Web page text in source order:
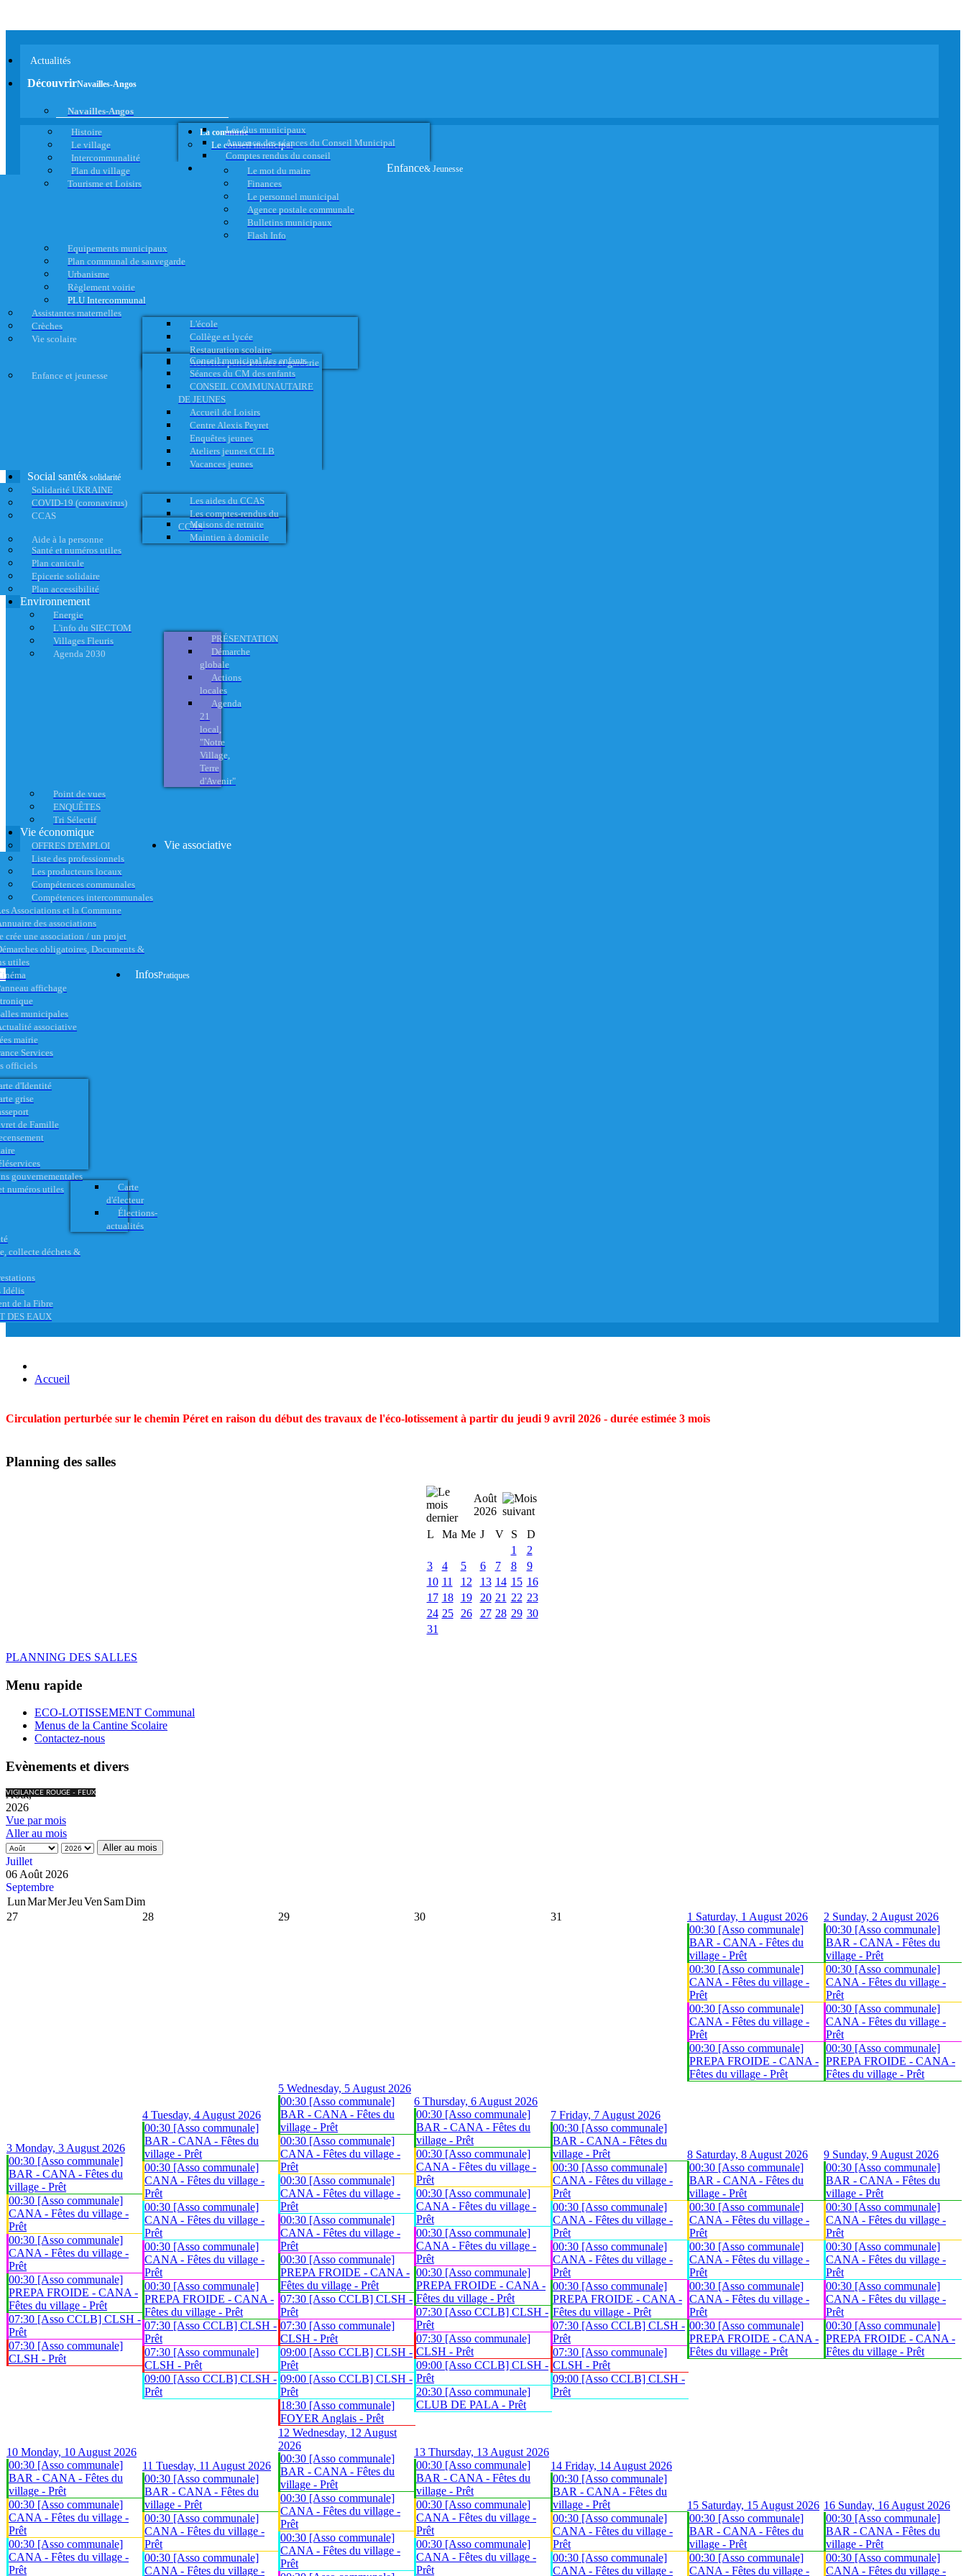
Actualités
DécouvrirNavailles-Angos
Navailles-Angos
Histoire
Le village
Intercommunalité
Plan du village
Tourisme et Loisirs
La commune
Le conseil municipal
Les élus municipaux
Annonce des séances du Conseil Municipal
Comptes rendus du conseil
Le mot du maire
Finances
Le personnel municipal
Agence postale communale
Bulletins municipaux
Flash Info
Equipements municipaux
Plan communal de sauvegarde
Urbanisme
Règlement voirie
PLU Intercommunal
Enfance& Jeunesse
Assistantes maternelles
Crèches
Vie scolaire
L'école
Collège et lycée
Restauration scolaire
Activités périscolaires et garderie
Enfance et jeunesse
Conseil municipal des enfants
Séances du CM des enfants
CONSEIL COMMUNAUTAIRE
DE JEUNES
Accueil de Loisirs
Centre Alexis Peyret
Enquêtes jeunes
Ateliers jeunes CCLB
Vacances jeunes
Social santé& solidarité
Solidarité UKRAINE
COVID-19 (coronavirus)
CCAS
Les aides du CCAS
Les comptes-rendus du
CCAS
Aide à la personne
Maisons de retraite
Maintien à domicile
Santé et numéros utiles
Plan canicule
Epicerie solidaire
Plan accessibilité
Environnement
Energie
L'info du SIECTOM
Villages Fleuris
Agenda 2030
PRÉSENTATION
Démarche
globale
Actions
locales
Agenda
21
local,
"Notre
Village,
Terre
d'Avenir"
Point de vues
ENQUÊTES
Tri Sélectif
Vie économique
OFFRES D'EMPLOI
Liste des professionnels
Les producteurs locaux
Compétences communales
Compétences intercommunales
Vie associative
Associations et la Commune
des associations
crée une association / un projet
obligatoires, Documents &
utiles
affichage
municipales
associative
InfosPratiques
mairie
Services
officiels
d'Identité
grise
de Famille
gouvernementales
numéros utiles
Carte
d'électeur
Élections-
actualités
collecte déchets &
Idélis
de la Fibre
DES EAUX
Accueil
Circulation perturbée sur le chemin Péret en raison du début des travaux de l'éco-lotissement à partir du jeudi 9 avril 2026 - durée estimée 3 mois
Planning des salles
Août
2026
L
Ma Me J V S
D
1
2
3
4 5 6 7 8
9
10 11 12 13 14 15 16
17 18 19 20 21 22 23
24 25 26 27 28 29 30
31
PLANNING DES SALLES
Menu rapide
ECO-LOTISSEMENT Communal
Menus de la Cantine Scolaire
Contactez-nous
Evènements et divers
VIGILANCE ROUGE - FEUX
Août,
2026
Vue par mois
Aller au mois
Aller au mois
Juillet
06 Août 2026
Septembre
LunMarMerJeuVen SamDim
27
28 29 30 31 1 Saturday, 1 August 2026
00:30 [Asso communale]
BAR - CANA - Fêtes du
village - Prêt
00:30 [Asso communale]
CANA - Fêtes du village -
Prêt
00:30 [Asso communale]
CANA - Fêtes du village -
Prêt
00:30 [Asso communale]
PREPA FROIDE - CANA -
Fêtes du village - Prêt
2 Sunday, 2 August 2026
00:30 [Asso communale]
BAR - CANA - Fêtes du
village - Prêt
00:30 [Asso communale]
CANA - Fêtes du village -
Prêt
00:30 [Asso communale]
CANA - Fêtes du village -
Prêt
00:30 [Asso communale]
PREPA FROIDE - CANA -
Fêtes du village - Prêt
3 Monday, 3 August 2026
00:30 [Asso communale]
BAR - CANA - Fêtes du
village - Prêt
00:30 [Asso communale]
CANA - Fêtes du village -
Prêt
00:30 [Asso communale]
CANA - Fêtes du village -
Prêt
00:30 [Asso communale]
PREPA FROIDE - CANA -
Fêtes du village - Prêt
07:30 [Asso CCLB] CLSH -
Prêt
07:30 [Asso communale]
CLSH - Prêt
4 Tuesday, 4 August 2026
00:30 [Asso communale]
BAR - CANA - Fêtes du
village - Prêt
00:30 [Asso communale]
CANA - Fêtes du village -
Prêt
00:30 [Asso communale]
CANA - Fêtes du village -
Prêt
00:30 [Asso communale]
CANA - Fêtes du village -
Prêt
00:30 [Asso communale]
PREPA FROIDE - CANA -
Fêtes du village - Prêt
07:30 [Asso CCLB] CLSH -
Prêt
07:30 [Asso communale]
CLSH - Prêt
09:00 [Asso CCLB] CLSH -
Prêt
5 Wednesday, 5 August 2026
00:30 [Asso communale]
BAR - CANA - Fêtes du
village - Prêt
00:30 [Asso communale]
CANA - Fêtes du village -
Prêt
00:30 [Asso communale]
CANA - Fêtes du village -
Prêt
00:30 [Asso communale]
CANA - Fêtes du village -
Prêt
00:30 [Asso communale]
PREPA FROIDE - CANA -
Fêtes du village - Prêt
07:30 [Asso CCLB] CLSH -
Prêt
07:30 [Asso communale]
CLSH - Prêt
09:00 [Asso CCLB] CLSH -
Prêt
09:00 [Asso CCLB] CLSH -
Prêt
18:30 [Asso communale]
FOYER Anglais - Prêt
6 Thursday, 6 August 2026
00:30 [Asso communale]
BAR - CANA - Fêtes du
village - Prêt
00:30 [Asso communale]
CANA - Fêtes du village -
Prêt
00:30 [Asso communale]
CANA - Fêtes du village -
Prêt
00:30 [Asso communale]
CANA - Fêtes du village -
Prêt
00:30 [Asso communale]
PREPA FROIDE - CANA -
Fêtes du village - Prêt
07:30 [Asso CCLB] CLSH -
Prêt
07:30 [Asso communale]
CLSH - Prêt
09:00 [Asso CCLB] CLSH -
Prêt
20:30 [Asso communale]
CLUB DE PALA - Prêt
7 Friday, 7 August 2026
00:30 [Asso communale]
BAR - CANA - Fêtes du
village - Prêt
00:30 [Asso communale]
CANA - Fêtes du village -
Prêt
00:30 [Asso communale]
CANA - Fêtes du village -
Prêt
00:30 [Asso communale]
CANA - Fêtes du village -
Prêt
00:30 [Asso communale]
PREPA FROIDE - CANA -
Fêtes du village - Prêt
07:30 [Asso CCLB] CLSH -
Prêt
07:30 [Asso communale]
CLSH - Prêt
09:00 [Asso CCLB] CLSH -
Prêt
8 Saturday, 8 August 2026
00:30 [Asso communale]
BAR - CANA - Fêtes du
village - Prêt
00:30 [Asso communale]
CANA - Fêtes du village -
Prêt
00:30 [Asso communale]
CANA - Fêtes du village -
Prêt
00:30 [Asso communale]
CANA - Fêtes du village -
Prêt
00:30 [Asso communale]
PREPA FROIDE - CANA -
Fêtes du village - Prêt
9 Sunday, 9 August 2026
00:30 [Asso communale]
BAR - CANA - Fêtes du
village - Prêt
00:30 [Asso communale]
CANA - Fêtes du village -
Prêt
00:30 [Asso communale]
CANA - Fêtes du village -
Prêt
00:30 [Asso communale]
CANA - Fêtes du village -
Prêt
00:30 [Asso communale]
PREPA FROIDE - CANA -
Fêtes du village - Prêt
10 Monday, 10 August 2026
00:30 [Asso communale]
BAR - CANA - Fêtes du
village - Prêt
00:30 [Asso communale]
CANA - Fêtes du village -
Prêt
00:30 [Asso communale]
CANA - Fêtes du village -
Prêt
11 Tuesday, 11 August 2026
00:30 [Asso communale]
BAR - CANA - Fêtes du
village - Prêt
00:30 [Asso communale]
CANA - Fêtes du village -
Prêt
00:30 [Asso communale]
CANA - Fêtes du village -
12 Wednesday, 12 August
2026
00:30 [Asso communale]
BAR - CANA - Fêtes du
village - Prêt
00:30 [Asso communale]
CANA - Fêtes du village -
Prêt
00:30 [Asso communale]
CANA - Fêtes du village -
Prêt
13 Thursday, 13 August 2026
00:30 [Asso communale]
BAR - CANA - Fêtes du
village - Prêt
00:30 [Asso communale]
CANA - Fêtes du village -
Prêt
00:30 [Asso communale]
CANA - Fêtes du village -
Prêt
14 Friday, 14 August 2026
00:30 [Asso communale]
BAR - CANA - Fêtes du
village - Prêt
00:30 [Asso communale]
CANA - Fêtes du village -
Prêt
00:30 [Asso communale]
CANA - Fêtes du village -
15 Saturday, 15 August 2026
00:30 [Asso communale]
BAR - CANA - Fêtes du
village - Prêt
00:30 [Asso communale]
CANA - Fêtes du village -
16 Sunday, 16 August 2026
00:30 [Asso communale]
BAR - CANA - Fêtes du
village - Prêt
00:30 [Asso communale]
CANA - Fêtes du village -